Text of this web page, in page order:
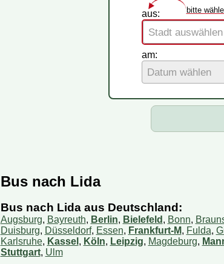
aus: bitte
Stadt auswählen
am:
Datum wählen
Fahren Reisebusse oder Mini-Busse?
Wie kaufe ich ein Ticket?
Wie kann ich mein Ticket bezahlen?
Kann ich das Reisedatum ändern?
Bus nach Lida
Bus nach Lida aus Deutschland:
Augsburg, Bayreuth, Berlin, Bielefeld , Bonn,
Duisburg, Düsseldorf, Essen, Frankfurt-M, Fulda,
Karlsruhe, Kassel , Köln, Leipzig, Magdeburg,
Stuttgart, Ulm